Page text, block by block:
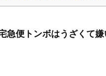
急便トンボはうざくて